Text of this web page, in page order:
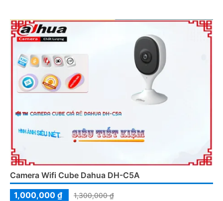
Camera Wifi Cube Dahua DH-C5A
1,000,000 ₫
1,300,000 ₫